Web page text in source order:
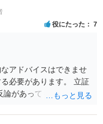
とができるでしょう。
が認められる場合と認
しょう。
役にたった 7
アドバイスはできませ
必要があります。 立証
論があっても、裁判官が
求されるためです。 書